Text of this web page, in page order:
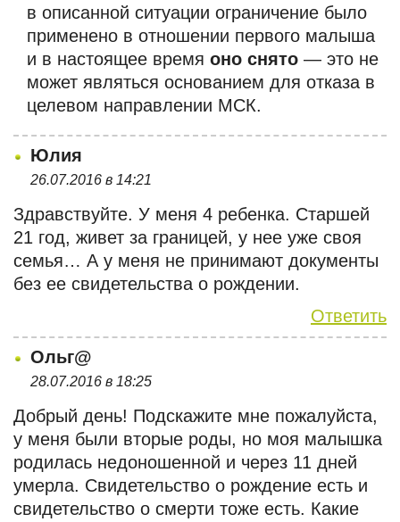
в описанной ситуации ограничение было
применено в отношении первого малыша
и в настоящее время оно снято — это не
может являться основанием для отказа в
целевом направлении МСК.
Юлия
26.07.2016 в 14:21
Здравствуйте. У меня 4 ребенка. Старшей
21 год, живет за границей, у нее уже своя
семья… А у меня не принимают документы
без ее свидетельства о рождении.
Ответить
Ольг@
28.07.2016 в 18:25
Добрый день! Подскажите мне пожалуйста,
у меня были вторые роды, но моя малышка
родилась недоношенной и через 11 дней
умерла. Свидетельство о рождение есть и
свидетельство о смерти тоже есть. Какие